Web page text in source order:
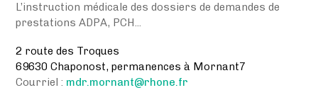
L’instruction médicale des dossiers de demandes de
prestations ADPA, PCH...
2 route des Troques
69630 Chaponost, permanences à Mornant7
Courriel : mdr.mornant@rhone.fr